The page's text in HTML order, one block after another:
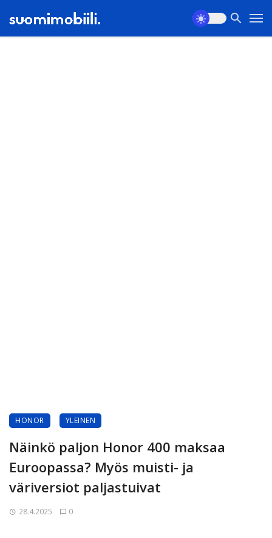
HONOR YLEINEN
Näinkö paljon Honor 400 maksaa
Euroopassa? Myös muisti- ja
väriversiot paljastuivat
28.4.2025 0